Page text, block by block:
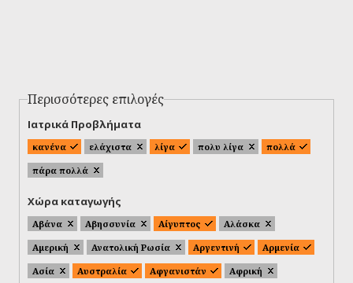
Περισσότερες επιλογές
Ιατρικά Προβλήματα
κανένα ελάχιστα λίγα πολυ λίγα
πολλά
πάρα πολλά
Χώρα καταγωγής
Αβάνα Αβησσυνία Αίγυπτος
Αλάσκα
Αμερική
Ανατολική Ρωσία Αργεντινή
Αρμενία
Ασία
Αυστραλία Αφγανιστάν
Αφρική